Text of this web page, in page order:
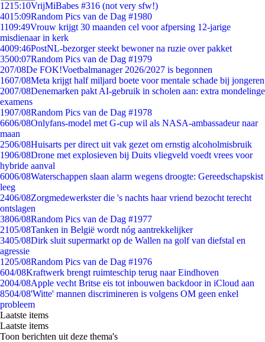
1215:10VrijMiBabes #316 (not very sfw!)
4015:09Random Pics van de Dag #1980
1109:49Vrouw krijgt 30 maanden cel voor afpersing 12-jarige
misdienaar in kerk
4009:46PostNL-bezorger steekt bewoner na ruzie over pakket
3500:07Random Pics van de Dag #1979
207/08De FOK!Voetbalmanager 2026/2027 is begonnen
1607/08Meta krijgt half miljard boete voor mentale schade bij jongeren
2007/08Denemarken pakt AI-gebruik in scholen aan: extra mondelinge
examens
1907/08Random Pics van de Dag #1978
6606/08Onlyfans-model met G-cup wil als NASA-ambassadeur naar
maan
2506/08Huisarts per direct uit vak gezet om ernstig alcoholmisbruik
1906/08Drone met explosieven bij Duits vliegveld voedt vrees voor
hybride aanval
6006/08Waterschappen slaan alarm wegens droogte: Gereedschapskist
leeg
2406/08Zorgmedewerkster die 's nachts haar vriend bezocht terecht
ontslagen
3806/08Random Pics van de Dag #1977
2105/08Tanken in België wordt nóg aantrekkelijker
3405/08Dirk sluit supermarkt op de Wallen na golf van diefstal en
agressie
1205/08Random Pics van de Dag #1976
604/08Kraftwerk brengt ruimteschip terug naar Eindhoven
2004/08Apple vecht Britse eis tot inbouwen backdoor in iCloud aan
8504/08'Witte' mannen discrimineren is volgens OM geen enkel
probleem
Laatste items
Laatste items
Toon berichten uit deze thema's